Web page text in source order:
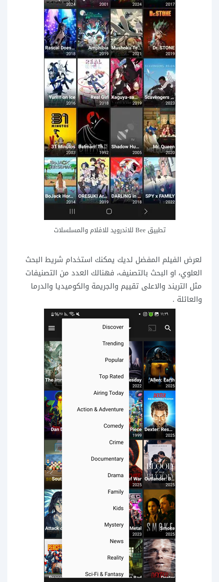
تطبيق Bee للاندرويد للافلام والمسلسلات
لعرض الفيلم المفضل لديك يمكنك استخدام شريط البحث
العلوي، او البحث بالتصنيف، فهنالك العدد من التصنيفات
مثل التريند والاعلى تقييم والجريمة والكوميديا والدرما
والعائلة .